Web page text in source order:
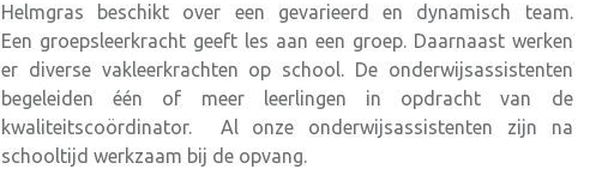
Helmgras beschikt over een gevarieerd en dynamisch team.
Een groepsleerkracht geeft les aan een groep. Daarnaast werken
er diverse vakleerkrachten op school. De onderwijsassistenten
begeleiden één of meer leerlingen in opdracht van de
kwaliteitscoördinator. Al onze onderwijsassistenten zijn na
schooltijd werkzaam bij de opvang.